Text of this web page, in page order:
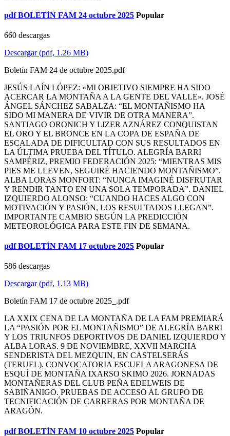
pdf BOLETÍN FAM 24 octubre 2025 Popular
660 descargas
Descargar(pdf, 1.26 MB)
Boletín FAM 24 de octubre 2025.pdf
JESÚS LAÍN LÓPEZ: «MI OBJETIVO SIEMPRE HA SIDO
ACERCAR LA MONTAÑA A LA GENTE DEL VALLE». JOSÉ
ÁNGEL SÁNCHEZ SABALZA: “EL MONTAÑISMO HA
SIDO MI MANERA DE VIVIR DE OTRA MANERA”.
SANTIAGO ORONICH Y LIZER AZNÁREZ CONQUISTAN
EL ORO Y EL BRONCE EN LA COPA DE ESPAÑA DE
ESCALADA DE DIFICULTAD CON SUS RESULTADOS EN
LA ÚLTIMA PRUEBA DEL TÍTULO. ALEGRÍA BARRI
SAMPÉRIZ, PREMIO FEDERACIÓN 2025: “MIENTRAS MIS
PIES ME LLEVEN, SEGUIRÉ HACIENDO MONTAÑISMO”.
ALBA LORAS MONFORT: “NUNCA IMAGINÉ DISFRUTAR
Y RENDIR TANTO EN UNA SOLA TEMPORADA”. DANIEL
IZQUIERDO ALONSO: “CUANDO HACES ALGO CON
MOTIVACIÓN Y PASIÓN, LOS RESULTADOS LLEGAN”.
IMPORTANTE CAMBIO SEGÚN LA PREDICCIÓN
METEOROLÓGICA PARA ESTE FIN DE SEMANA.
pdf BOLETÍN FAM 17 octubre 2025 Popular
586 descargas
Descargar(pdf, 1.13 MB)
Boletín FAM 17 de octubre 2025_.pdf
LA XXIX CENA DE LA MONTAÑA DE LA FAM PREMIARÁ
LA “PASIÓN POR EL MONTAÑISMO” DE ALEGRÍA BARRI
Y LOS TRIUNFOS DEPORTIVOS DE DANIEL IZQUIERDO Y
ALBA LORAS. 9 DE NOVIEMBRE, XXVII MARCHA
SENDERISTA DEL MEZQUIN, EN CASTELSERÁS
(TERUEL). CONVOCATORIA ESCUELA ARAGONESA DE
ESQUÍ DE MONTAÑA IXARSO SKIMO 2026. JORNADAS
MONTAÑERAS DEL CLUB PEÑA EDELWEIS DE
SABIÑANIGO. PRUEBAS DE ACCESO AL GRUPO DE
TECNIFICACIÓN DE CARRERAS POR MONTAÑA DE
ARAGÓN.
pdf BOLETÍN FAM 10 octubre 2025 Popular